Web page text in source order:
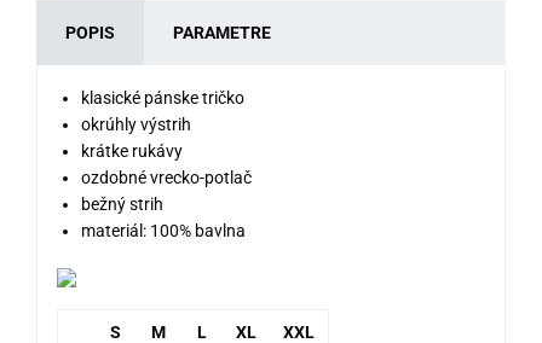
POPIS PARAMETRE
klasické pánske tričko
okrúhly výstrih
krátke rukávy
ozdobné vrecko-potlač
bežný strih
materiál: 100% bavlna
S M L XL XXL